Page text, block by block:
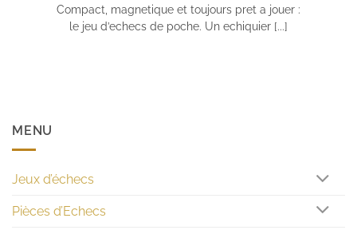
Compact, magnetique et toujours pret a jouer :
le jeu d’echecs de poche. Un echiquier [...]
MENU
Jeux d’échecs
Pièces d’Echecs